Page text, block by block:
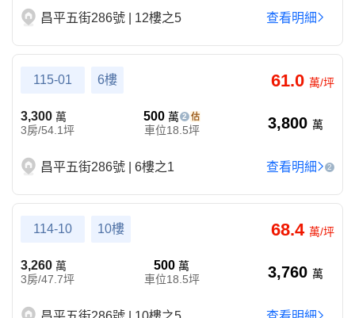
昌平五街286號 | 12樓之5 查看明細
115-01 6樓 61.0 萬/坪
3,300 萬
3房/54.1坪
500 萬 2
車位18.5坪 3,800 萬
昌平五街286號 | 6樓之1 查看明細 2
114-10 10樓 68.4 萬/坪
3,260 萬
3房/47.7坪
500萬
車位18.5坪
3,760 萬